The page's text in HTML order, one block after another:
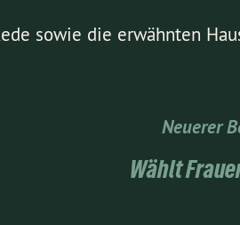
sowie die erwähnten
Neuerer
Wählt